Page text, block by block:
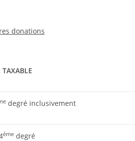
donations
TAXABLE
degré inclusivement
ème degré